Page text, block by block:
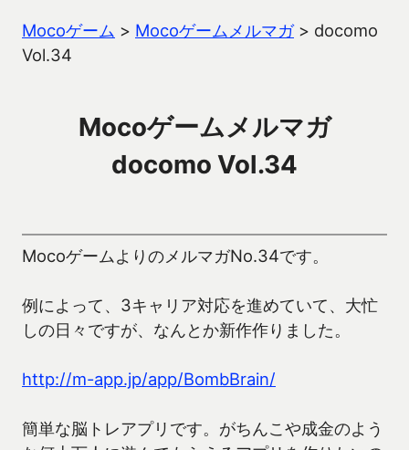
Mocoゲーム > Mocoゲームメルマガ> docomo
Vol.34
Mocoゲームメルマガ
docomo Vol.34
MocoゲームよりのメルマガNo.34です。
例によって、3キャリア対応を進めていて、大忙
しの日々ですが、なんとか新作作りました。
http://m-app.jp/app/BombBrain/
簡単な脳トレアプリです。がちんこや成金のよう